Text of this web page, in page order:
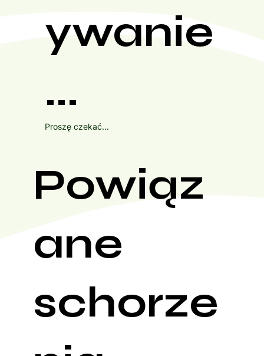
ywanie
...
Proszę czekać...
Powiąz
ane
schorze